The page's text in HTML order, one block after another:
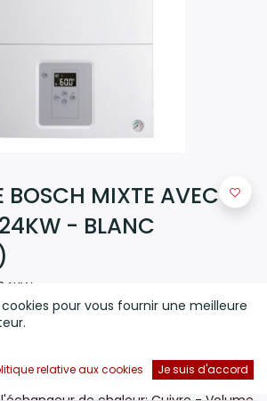
BOSCH MIXTE AVEC
- BLANC
24 KW - Diamètre de la
100 m - Pression d'eau maximale: 3
pour vous fournir une meilleure
relative aux cookies Je suis d'accord